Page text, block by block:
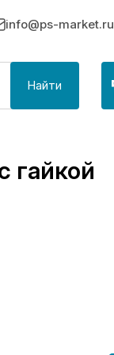
info@ps-market.ru
Найти
гайкой